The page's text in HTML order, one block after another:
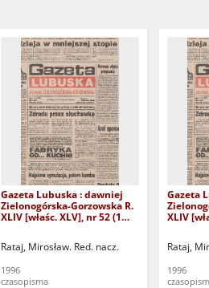
Gazeta Lubuska : dawniej
Zielonogórska-Gorzowska R.
XLIV [właśc. XLV], nr 52 (1
Rataj, Mirosław. Red. nacz.
1996
czasopisma
Gazeta
XLIV
Rataj,
1996